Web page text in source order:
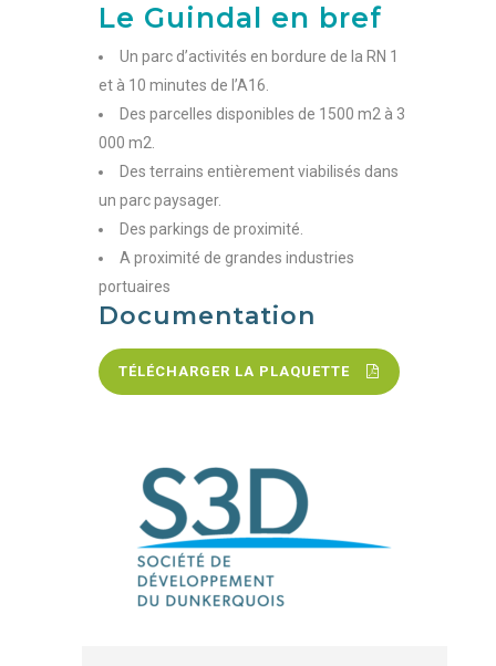
Le Guindal en bref
Un parc d’activités en bordure de la RN 1
et à 10 minutes de l’A16.
Des parcelles disponibles de 1500 m2 à 3
000 m2.
Des terrains entièrement viabilisés dans
un parc paysager.
Des parkings de proximité.
A proximité de grandes industries
portuaires
Documentation
TÉLÉCHARGER LA PLAQUETTE